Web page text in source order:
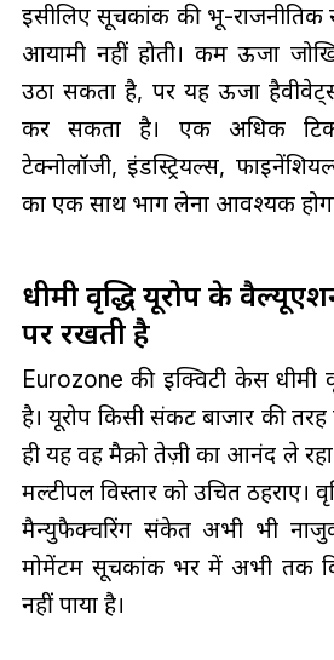
इसीलिए सूचकांक की भू-राजनीतिक
आयामी नहीं होती। कम ऊर्जा
उठा सकता है, पर यह ऊर्जा
कर सकता है। एक अधिक
टेक्नोलॉजी, इंडस्ट्रियल्स,
का एक साथ भाग लेना आवश्यक
धीमी वृद्धि यूरोप के
पर रखती है
Eurozone की इक्विटी केस धीमी
है। यूरोप किसी संकट बाजार की तरह
ही यह वह मैक्रो तेज़ी का आनंद ले
मल्टीपल विस्तार को उचित ठहराए।
मैन्युफैक्चरिंग संकेत अभी भी
मोमेंटम सूचकांक भर में अभी तक
नहीं पाया है।